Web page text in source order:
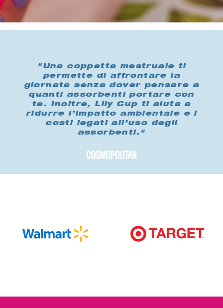
"Una coppetta mestruale ti
permette di affrontare la
giornata senza dover pensare a
quanti assorbenti portare con
te. Inoltre, Lily Cup ti aiuta a
ridurre l’impatto ambientale e i
costi legati all’uso degli
assorbenti."